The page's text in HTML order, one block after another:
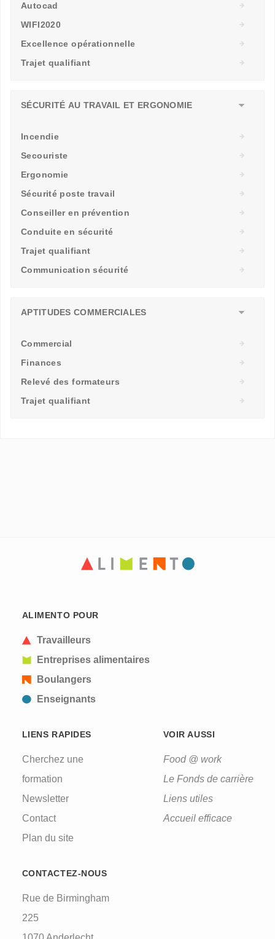
Autocad
WIFI2020
Excellence opérationnelle
Trajet qualifiant
SÉCURITÉ AU TRAVAIL ET ERGONOMIE
Incendie
Secouriste
Ergonomie
Sécurité poste travail
Conseiller en prévention
Conduite en sécurité
Trajet qualifiant
Communication sécurité
APTITUDES COMMERCIALES
Commercial
Finances
Relevé des formateurs
Trajet qualifiant
ALIMENTO POUR
Travailleurs
Entreprises alimentaires
Boulangers
Enseignants
LIENS RAPIDES
Cherchez une
formation
Newsletter
Contact
Plan du site
VOIR AUSSI
Food @ work
Le Fonds de carrière
Liens utiles
Accueil efficace
CONTACTEZ-NOUS
Rue de Birmingham
225